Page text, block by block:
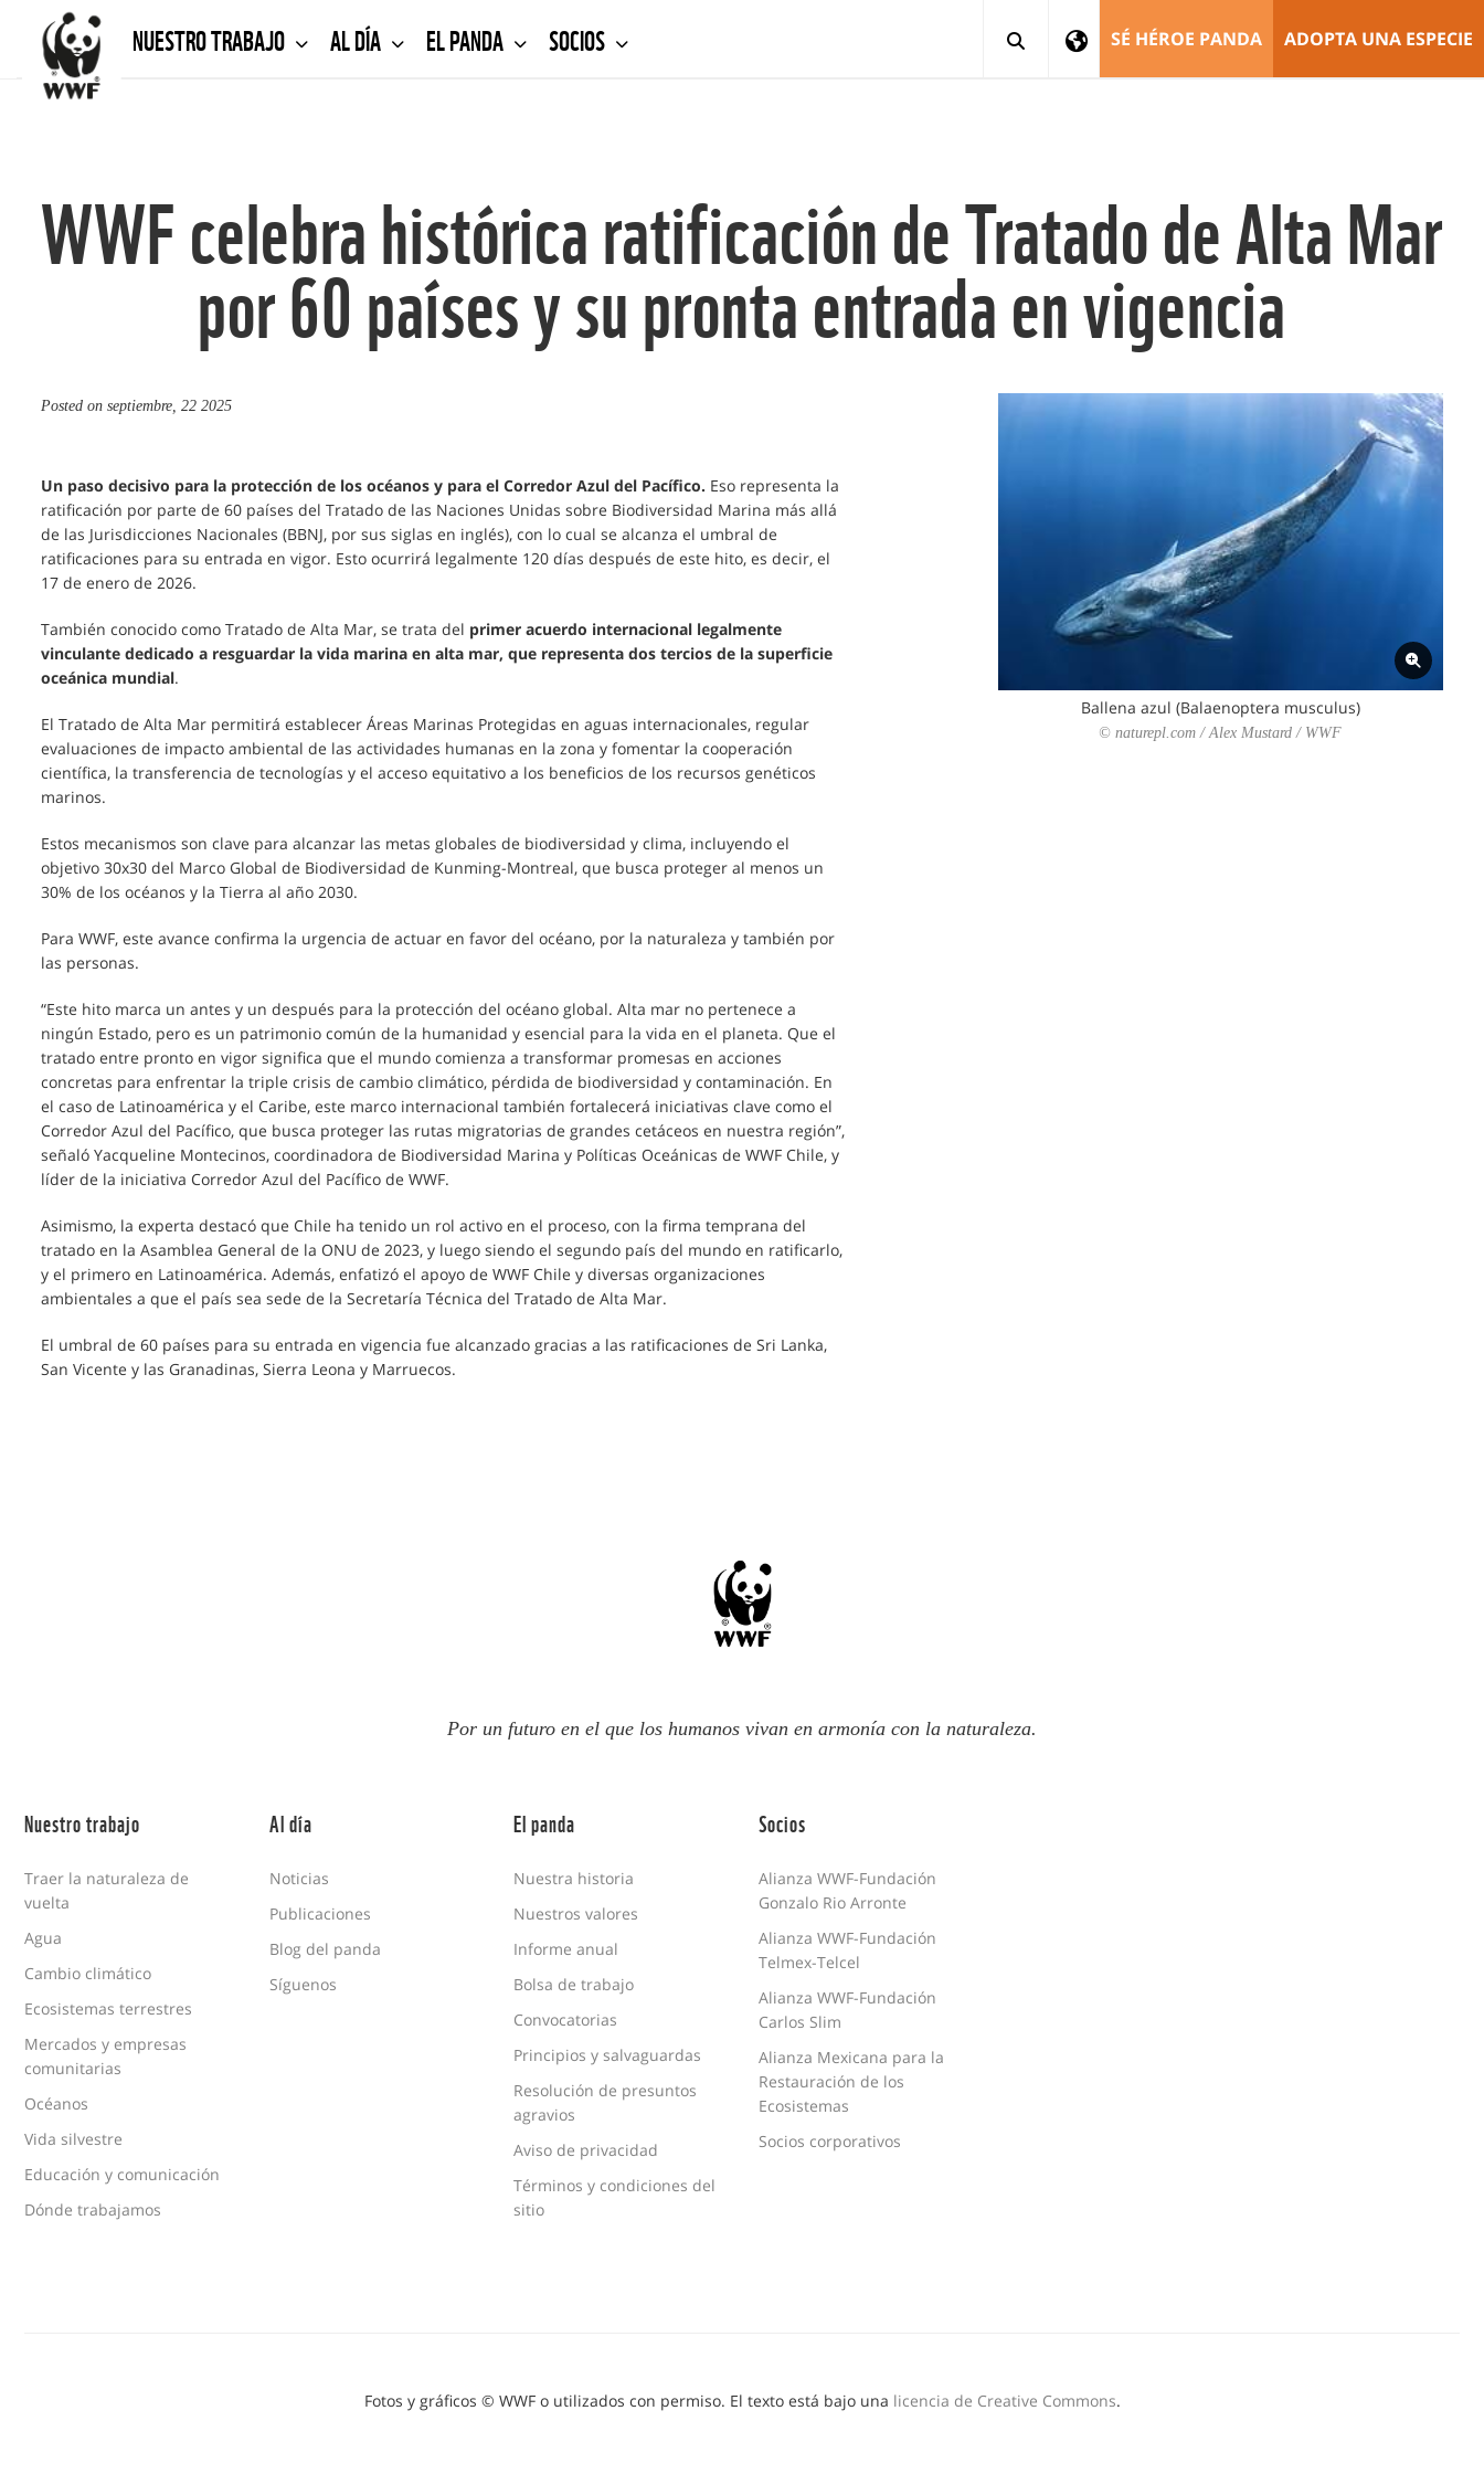
NUESTRO TRABAJO AL DÍA EL PANDA SOCIOS SÉ HÉROE PANDA ADOPTA UNA ESPECIE
WWF celebra histórica ratificación de Tratado de Alta Mar
por 60 países y su pronta entrada en vigencia
Posted on septiembre, 22 2025
Un paso decisivo para la protección de los océanos y para el Corredor Azul del Pacífico. Eso representa la
ratificación por parte de 60 países del Tratado de las Naciones Unidas sobre Biodiversidad Marina más allá
de las Jurisdicciones Nacionales (BBNJ, por sus siglas en inglés), con lo cual se alcanza el umbral de
ratificaciones para su entrada en vigor. Esto ocurrirá legalmente 120 días después de este hito, es decir, el
17 de enero de 2026.
También conocido como Tratado de Alta Mar, se trata del primer acuerdo internacional legalmente
vinculante dedicado a resguardar la vida marina en alta mar, que representa dos tercios de la superficie
oceánica mundial.
El Tratado de Alta Mar permitirá establecer Áreas Marinas Protegidas en aguas internacionales, regular
evaluaciones de impacto ambiental de las actividades humanas en la zona y fomentar la cooperación
científica, la transferencia de tecnologías y el acceso equitativo a los beneficios de los recursos genéticos
marinos.
Estos mecanismos son clave para alcanzar las metas globales de biodiversidad y clima, incluyendo el
objetivo 30x30 del Marco Global de Biodiversidad de Kunming-Montreal, que busca proteger al menos un
30% de los océanos y la Tierra al año 2030.
Para WWF, este avance confirma la urgencia de actuar en favor del océano, por la naturaleza y también por
las personas.
“Este hito marca un antes y un después para la protección del océano global. Alta mar no pertenece a
ningún Estado, pero es un patrimonio común de la humanidad y esencial para la vida en el planeta. Que el
tratado entre pronto en vigor significa que el mundo comienza a transformar promesas en acciones
concretas para enfrentar la triple crisis de cambio climático, pérdida de biodiversidad y contaminación. En
el caso de Latinoamérica y el Caribe, este marco internacional también fortalecerá iniciativas clave como el
Corredor Azul del Pacífico, que busca proteger las rutas migratorias de grandes cetáceos en nuestra región”,
señaló Yacqueline Montecinos, coordinadora de Biodiversidad Marina y Políticas Oceánicas de WWF Chile, y
líder de la iniciativa Corredor Azul del Pacífico de WWF.
Asimismo, la experta destacó que Chile ha tenido un rol activo en el proceso, con la firma temprana del
tratado en la Asamblea General de la ONU de 2023, y luego siendo el segundo país del mundo en ratificarlo,
y el primero en Latinoamérica. Además, enfatizó el apoyo de WWF Chile y diversas organizaciones
ambientales a que el país sea sede de la Secretaría Técnica del Tratado de Alta Mar.
El umbral de 60 países para su entrada en vigencia fue alcanzado gracias a las ratificaciones de Sri Lanka,
San Vicente y las Granadinas, Sierra Leona y Marruecos.
Ballena azul (Balaenoptera musculus)
© naturepl.com / Alex Mustard / WWF
Por un futuro en el que los humanos vivan en armonía con la naturaleza.
Nuestro trabajo
Traer la naturaleza de
vuelta
Agua
Cambio climático
Ecosistemas terrestres
Mercados y empresas
comunitarias
Océanos
Vida silvestre
Educación y comunicación
Dónde trabajamos
Al día
Noticias
Publicaciones
Blog del panda
Síguenos
El panda
Nuestra historia
Nuestros valores
Informe anual
Bolsa de trabajo
Convocatorias
Principios y salvaguardas
Resolución de presuntos
agravios
Aviso de privacidad
Términos y condiciones del
sitio
Socios
Alianza WWF-Fundación
Gonzalo Rio Arronte
Alianza WWF-Fundación
Telmex-Telcel
Alianza WWF-Fundación
Carlos Slim
Alianza Mexicana para la
Restauración de los
Ecosistemas
Socios corporativos
Fotos y gráficos © WWF o utilizados con permiso. El texto está bajo una licencia de Creative Commons.